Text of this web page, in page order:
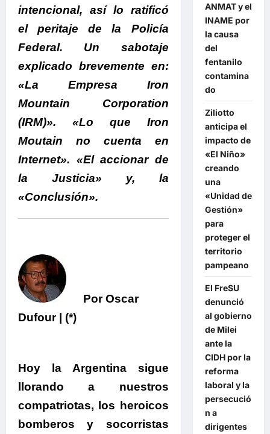
intencional, así lo ratificó
el peritaje de la Policía
Federal. Un sabotaje
explicado brevemente en:
«La Empresa Iron
Mountain Corporation
(IRM)». «Lo que Iron
Moutain no cuenta en
Internet». «El accionar de
la Justicia» y, la
«Conclusión».
Por Oscar
Dufour | (*)
Hoy la Argentina sigue
llorando a nuestros
compatriotas, los heroicos
bomberos y socorristas
ANMAT y el
INAME por
la causa
del
fentanilo
contamina
do
Ziliotto
anticipa el
impacto de
«El Niño»
creando
una
«Unidad de
Gestión»
para
proteger el
territorio
pampeano
El FreSU
denunció
al gobierno
de Milei
ante la
CIDH por la
reforma
laboral y la
persecució
n a
dirigentes